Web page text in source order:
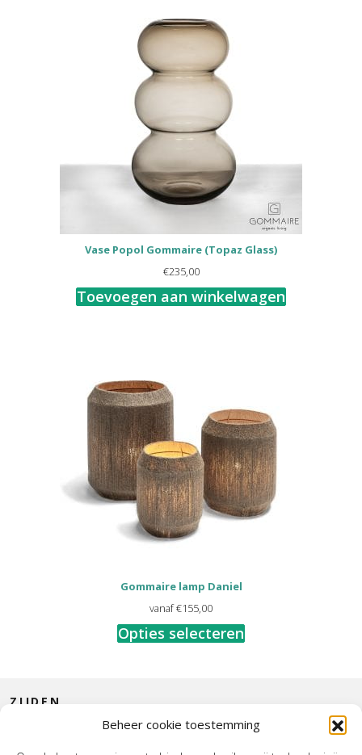
Beheer cookie toestemming
Vase Popol Gommaire (Topaz Glass)
€235,00
Toevoegen aan winkelwagen
Gommaire lamp Daniel
vanaf€155,00
Opties selecteren
ZIJDEN